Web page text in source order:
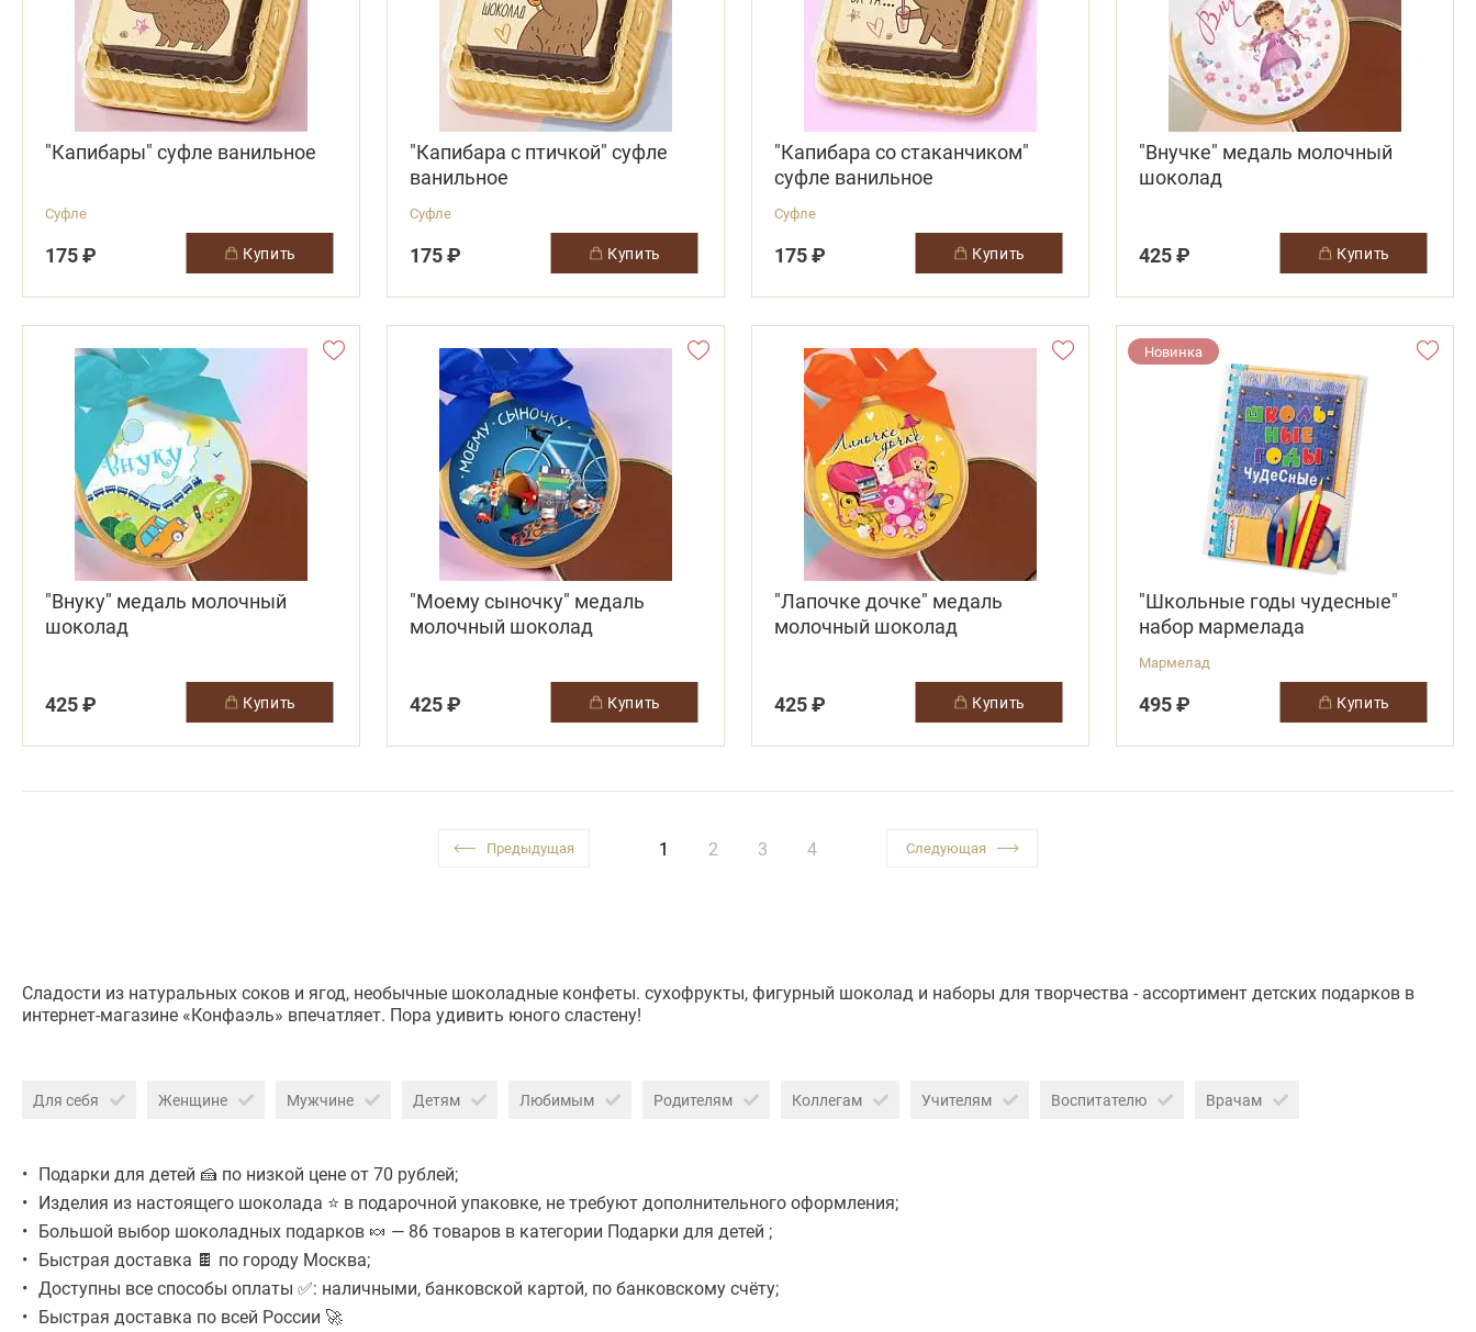
"Капибары" суфле ванильное
Суфле
175 ₽ купить
"Капибара с птичкой" суфле
ванильное
Суфле
175 ₽ купить
"Капибара со стаканчиком"
суфле ванильное
Суфле
175 ₽ купить
"Внучке" медаль молочный
шоколад
425 ₽ купить
"Внуку" медаль молочный
шоколад
425 ₽ купить
"Моему сыночку" медаль
молочный шоколад
425 ₽ купить
"Лапочке дочке" медаль
молочный шоколад
425 ₽ купить
Новинка
"Школьные годы чудесные"
набор мармелада
Мармелад
495 ₽ купить
1 2 3 4
Сладости из натуральных соков и ягод, необычные шоколадные конфеты. сухофрукты, фигурный шоколад и наборы для творчества - ассортимент детских подарков в
интернет-магазине «Конфаэль» впечатляет. Пора удивить юного сластену!
Для себя Женщине Мужчине Детям Любимым Родителям Коллегам Учителям Воспитателю Врачам
Подарки для детей 🍰 по низкой цене от 70 рублей;
Изделия из настоящего шоколада ⭐ в подарочной упаковке, не требуют дополнительного оформления;
Большой выбор шоколадных подарков 🍬 — 86 товаров в категории Подарки для детей ;
Быстрая доставка 🍫 по городу Москва;
Доступны все способы оплаты ✅: наличными, банковской картой, по банковскому счёту;
Быстрая доставка по всей России 🚀